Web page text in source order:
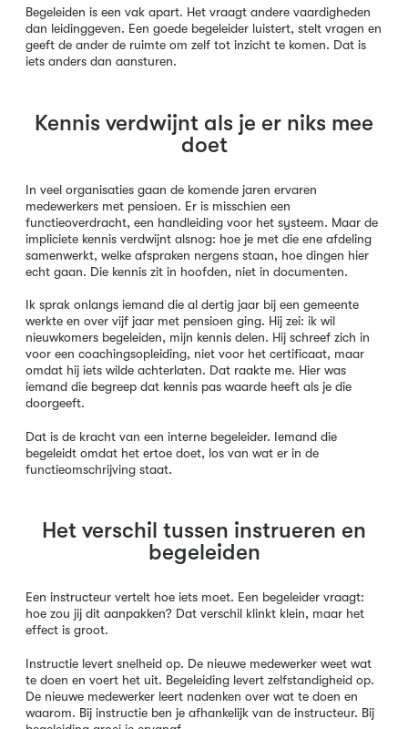
Begeleiden is een vak apart. Het vraagt andere vaardigheden
dan leidinggeven. Een goede begeleider luistert, stelt vragen en
geeft de ander de ruimte om zelf tot inzicht te komen. Dat is
iets anders dan aansturen.
Kennis verdwijnt als je er niks mee
doet
In veel organisaties gaan de komende jaren ervaren
medewerkers met pensioen. Er is misschien een
functieoverdracht, een handleiding voor het systeem. Maar de
impliciete kennis verdwijnt alsnog: hoe je met die ene afdeling
samenwerkt, welke afspraken nergens staan, hoe dingen hier
echt gaan. Die kennis zit in hoofden, niet in documenten.
Ik sprak onlangs iemand die al dertig jaar bij een gemeente
werkte en over vijf jaar met pensioen ging. Hij zei: ik wil
nieuwkomers begeleiden, mijn kennis delen. Hij schreef zich in
voor een coachingsopleiding, niet voor het certificaat, maar
omdat hij iets wilde achterlaten. Dat raakte me. Hier was
iemand die begreep dat kennis pas waarde heeft als je die
doorgeeft.
Dat is de kracht van een interne begeleider. Iemand die
begeleidt omdat het ertoe doet, los van wat er in de
functieomschrijving staat.
Het verschil tussen instrueren en
begeleiden
Een instructeur vertelt hoe iets moet. Een begeleider vraagt:
hoe zou jij dit aanpakken? Dat verschil klinkt klein, maar het
effect is groot.
Instructie levert snelheid op. De nieuwe medewerker weet wat
te doen en voert het uit. Begeleiding levert zelfstandigheid op.
De nieuwe medewerker leert nadenken over wat te doen en
waarom. Bij instructie ben je afhankelijk van de instructeur. Bij